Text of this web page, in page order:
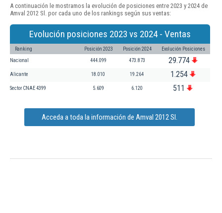
A continuación le mostramos la evolución de posiciones entre 2023 y 2024 de
Amval 2012 Sl. por cada uno de los rankings según sus ventas:
Evolución posiciones 2023 vs 2024 - Ventas
Ranking Posición 2023 Posición 2024 Evolución Posiciones
Nacional 444.099 473.873 29.774
Alicante 18.010 19.264 1.254
Sector CNAE 4399 5.609 6.120 511
Acceda a toda la información de Amval 2012 Sl.